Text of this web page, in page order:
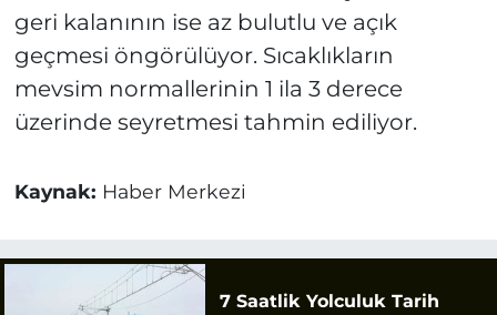
geri kalanının ise az bulutlu ve açık
geçmesi öngörülüyor. Sıcaklıkların
mevsim normallerinin 1 ila 3 derece
üzerinde seyretmesi tahmin ediliyor.
Kaynak: Haber Merkezi
7 Saatlik Yolculuk Tarih